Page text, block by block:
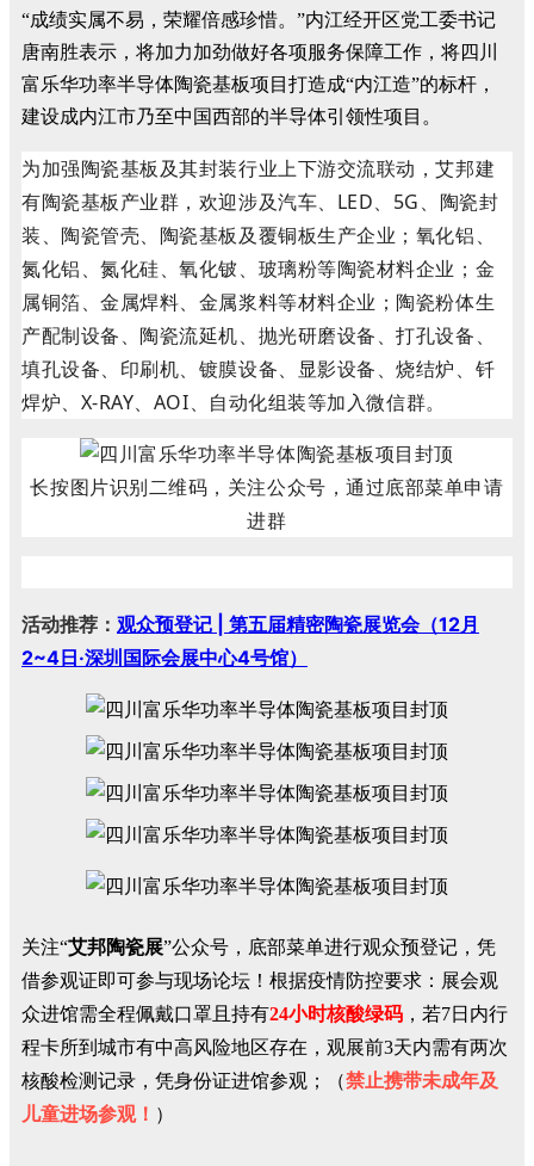
“成绩实属不易，荣耀倍感珍惜。”内江经开区党工委书记
唐南胜表示，将加力加劲做好各项服务保障工作，将四川
富乐华功率半导体陶瓷基板项目打造成“内江造”的标杆，
建设成内江市乃至中国西部的半导体引领性项目。
为加强陶瓷基板及其封装行业上下游交流联动，艾邦建
有陶瓷基板产业群，欢迎涉及汽车、LED、5G、陶瓷封
装、陶瓷管壳、陶瓷基板及覆铜板生产企业；氧化铝、
氮化铝、氮化硅、氧化铍、玻璃粉等陶瓷材料企业；金
属铜箔、金属焊料、金属浆料等材料企业；陶瓷粉体生
产配制设备、陶瓷流延机、抛光研磨设备、打孔设备、
填孔设备、印刷机、镀膜设备、显影设备、烧结炉、钎
焊炉、X-RAY、AOI、自动化组装等加入微信群。
长按图片识别二维码，关注公众号，通过底部菜单申请
进群
活动推荐： 观众预登记 | 第五届精密陶瓷展览会（12月
2~4日·深圳国际会展中心4号馆）
关注“艾邦陶瓷展”公众号，底部菜单进行观众预登记，凭
借参观证即可参与现场论坛！ 根据疫情防控要求：展会观
众进馆需全程佩戴口罩且 持有24小时核酸绿码 ， 若7日内行
程卡所到城市有中高风险地区存在，观展前3天内需有两次
核酸检测记录，凭身份证进馆参观；（禁止携带未成年及
儿童进场参观！ ）